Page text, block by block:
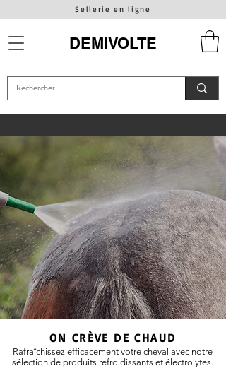
Sellerie en ligne
DEMIVOLTE
ON CRÈVE DE CHAUD
Rafraîchissez efficacement votre cheval avec notre
sélection de produits refroidissants et électrolytes.